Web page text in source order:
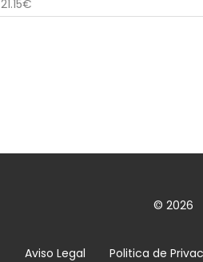
21.15€
© 2026
Aviso Legal Politica de